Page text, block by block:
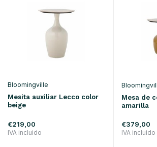
Bloomingville
Mesita auxiliar Lecco color
beige
€219,00
IVA incluido
Mesa de
amarilla
€379,00
IVA incluido